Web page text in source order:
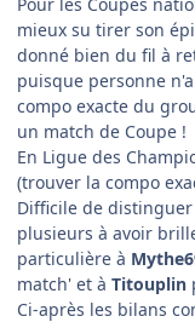
mieux su tirer son
donné bien du fil à
puisque personne
compo exacte du
un match de Coupe !
En Ligue des
(trouver la compo
Difficile de
plusieurs à avoir
particulière à
match' et à Titouplin
Ci-après les bilans